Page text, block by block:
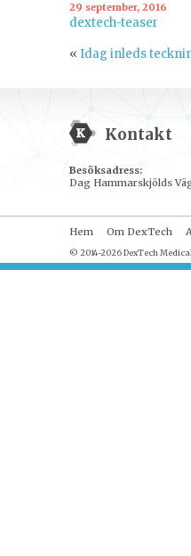
29 september, 2016
dextech-teaser
« Idag inleds
Kontakt
Besöksadress:
Dag Hammarskjölds
Hem Om DexTech
© 2014-2026 DexTech